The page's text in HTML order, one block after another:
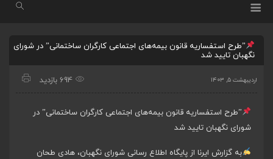
”طرح استفساریه قانون بیمه‌های اجتماعی کارگران ساختمانی” در شورای
نگهبان تایید شد
اردیبهشت ۵, ۱۴۰۳ 694 بازدید
”طرح استفساریه قانون بیمه‌های اجتماعی کارگران ساختمانی” در
شورای نگهبان تایید شد
به گزارش ایرنا از پایگاه اطلاع رسانی شورای نگهبان، هادی طحان